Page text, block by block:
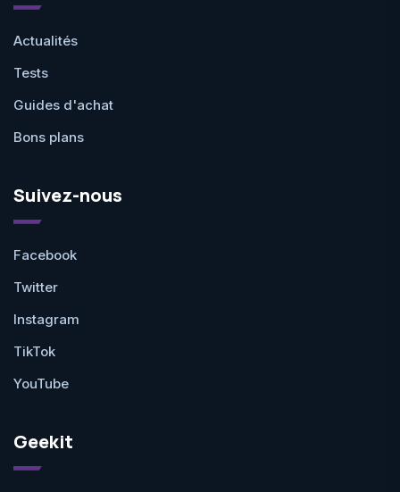
Actualités
Tests
Guides d'achat
Bons plans
Suivez-nous
Facebook
Twitter
Instagram
TikTok
YouTube
Geekit